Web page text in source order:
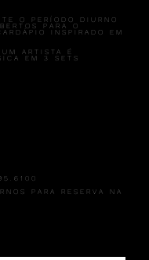
O PERÍODO DIURNO
PARA O
INSPIRADO EM
ARTISTA É
EM 3 SETS
PARA RESERVA NA